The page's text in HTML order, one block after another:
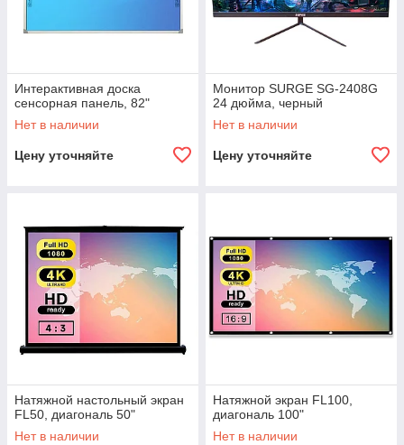
Интерактивная доска
сенсорная панель, 82"
Нет в наличии
Цену уточняйте
Монитор SURGE SG-2408G
24 дюйма, черный
Нет в наличии
Цену уточняйте
Натяжной настольный экран
FL50, диагональ 50"
Нет в наличии
Натяжной экран FL100,
диагональ 100"
Нет в наличии